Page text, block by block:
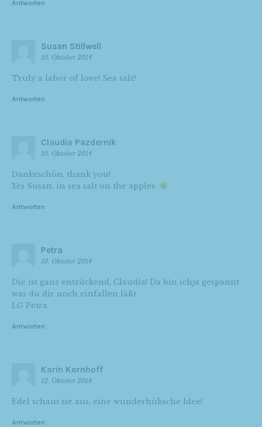
Antworten
Susan Stillwell
10. Oktober 2014
Truly a labor of love! Sea salt?
Antworten
Claudia Pazdernik
10. Oktober 2014
Dankeschön, thank you!
Yes Susan, its sea salt on the apples.
Antworten
Petra
10. Oktober 2014
Die ist ganz entzückend, Claudia! Da bin ichja gespannt
was du dir noch einfallen läßt.
LG Petra
Antworten
Karin Kornhoff
12. Oktober 2014
Edel schaut sie aus, eine wunderhübsche Idee!
Antworten